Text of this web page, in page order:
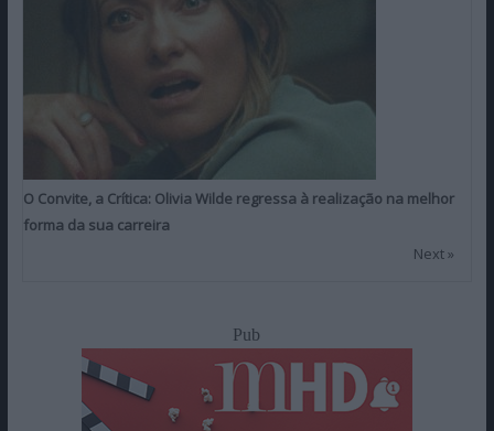
O Convite, a Crítica: Olivia Wilde regressa à realização na melhor
forma da sua carreira
Next »
Pub